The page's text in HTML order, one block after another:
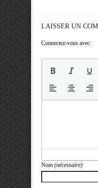
LAISSER UN
Connectez-vous avec:
Nom (nécessaire)